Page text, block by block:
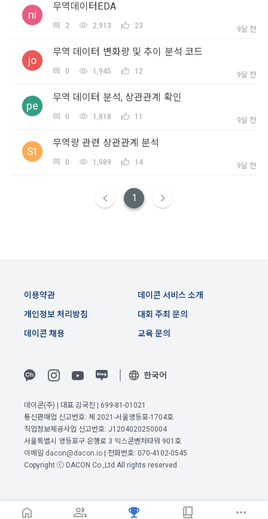
선정하는 제반 행위를 말한다.
7. “대회"라 함은 “기업회원”이 인력을 채용하거나 또는 솔루션
해커톤, AI해커톤, AI경진대회 등을 말한다.
8. “교육”이라 함은 “회사”가  제공하는 교육컨텐츠를 포함한 온
9. "아이디"라 함은 회원의 식별과 회원의 서비스 이용을 위하여
"회원"이 가입 시 사용한 이메일 주소를 말한다.
이디를 부여받은 자와 동일인임을 확인하고 "회원"의 권익을 보
호하기 위하여 "회원"이 선정한 문자와 숫자의 조합 또는 이와
동일한 용도로 쓰이는 “사이트”에서 자동 생성된 인증코드를 말
면에 게시하거나 기타의 방법으로 "회원"에게 공지해야 한다.
2. "회사"는 약관의규제등에관한법률, 전기통신기본법, 전기통
신사업법, 정보통신망이용촉진등에관한법률, 전자상거래 등에
서의 소비자보호에 관한 법률, 전자문서 및 전자거래기본법, 전
3. "회사"는 "서비스"에 대해 별도의 이용약관 또는 정책(이하
“별도약관”이 우선하여 적용된다.
4. “회사”의 영업상 중요한 사유 또는 관계 법령에 의한 변경사
유가 있을 때, 약관을 변경할 수 있으며, 약관을 개정할 경우에는
적용일자 및 개정사유를 명시하여 현행 약관과 함께 “회사” 홈페
이지의 공지게시판에 그 적용일자 7일 이전부터 적용일자 전일
며, 정책 또한 개정될 시에는 적용일자와 개정사유를 명시하여
확인
2. 개인정보의 수집 및 이용목적
데이콘 주식회사(이하 “회사”)는 다음 목적을 위하여 개인정보
보를 이용하지 않습니다.
1) 회원관리
회원제 서비스 이용에 따른 본인확인, 본인의 의사확인, 고객문
의에 대한 응답, 새로운 정보의 소개 및 고지사항 전달
2) 서비스 제공에 관한 계약 이행 및 서비스 제공에 따른 요금정
본인인증, 채용정보 매칭 및 컨텐츠 제공을 위한 개인식별, 회원
간의 상호 연락, 구매 및 요금 결제, 물품 및 증빙발송, 부정 이용
따른 광고, 이벤트 정보 및 참여기회 제공
4) 고용 및 취업동향 파악을 위한 통계학적 분석, 서비스 고도화
3. 수집하는 개인정보 항목 및 수집방법
가. 수집하는 개인정보의 항목
1) 회원가입 시 수집하는 항목
필수 항목 : 아이디, 비밀번호, 이름, 닉네임, 이메일
데이콘 내의 개별 서비스 이용, 상금 및 상품 지급 과정에서 해당
확인
2021.05.25
확인
ni
무역데이터EDA
2 2,913 23 9달 전
jo
무역 데이터 변화량 및 추이 분석 코드
0 1,945 12 9달 전
pe
무역 데이터 분석, 상관관계 확인
0 1,818 11 9달 전
St
무역량 관련 상관관계 분석
0 1,989 14 9달 전
1
이용약관
개인정보 처리방침
대회 주최 문의
교육 문의
데이콘 서비스 소개
데이콘 채용
한국어
데이콘(주) | 대표 김국진 | 699-81-01021
통신판매업 신고번호: 제 2021-서울영등포-1704호
직업정보제공사업 신고번호: J1204020250004
서울특별시 영등포구 은행로 3 익스콘벤처타워 901호
이메일 dacon@dacon.io | 전화번호: 070-4102-0545
Copyright ⓒ DACON Co.,Ltd All rights reserved